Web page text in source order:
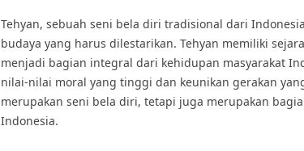
Tehyan, sebuah seni bela diri tradisional dari
budaya yang harus dilestarikan. Tehyan memiliki
menjadi bagian integral dari kehidupan masyarakat
nilai-nilai moral yang tinggi dan keunikan gerakan
merupakan seni bela diri, tetapi juga merupakan
Indonesia.